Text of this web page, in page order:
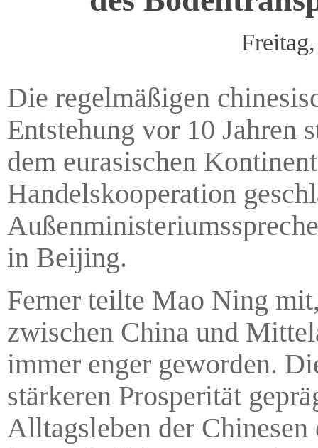
Die regelmäßigen
Entstehung vor 10 Jahren
dem eurasischen
Handelskooperation
in Beijing.
Ferner teilte Mao Ning
zwischen China und
immer enger geworden.
stärkeren Prosperität
Alltagsleben der